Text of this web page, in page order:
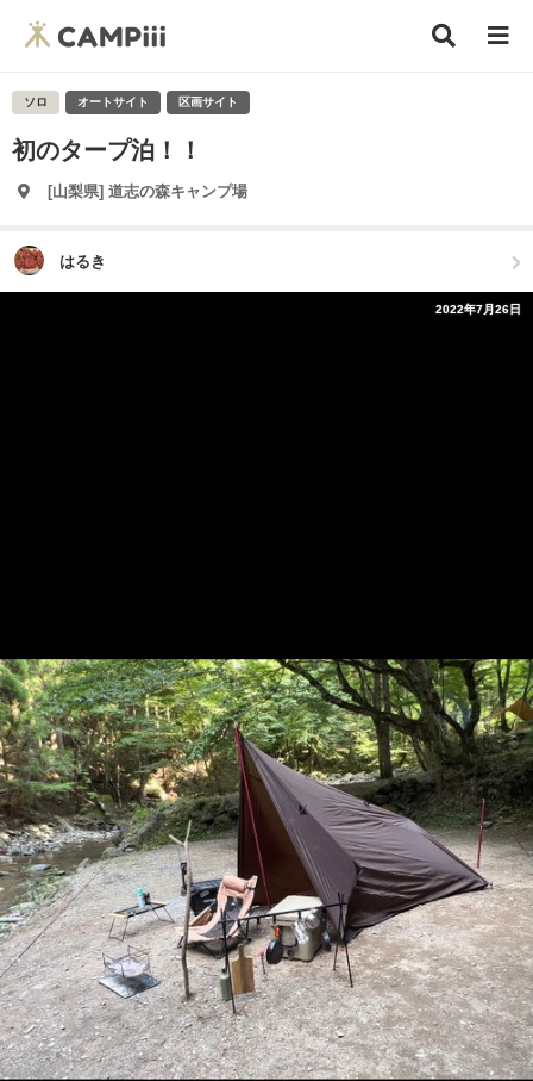
ソロ オートサイト 区画サイト
初のタープ泊！！
[山梨県] 道志の森キャンプ場
はるき
2022年7月26日